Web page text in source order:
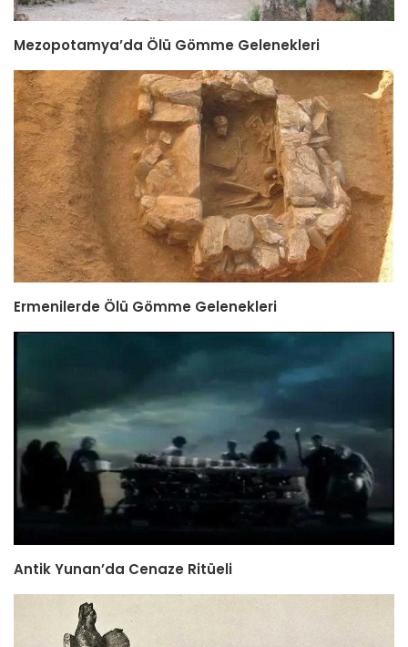
Mezopotamya’da Ölü Gömme Gelenekleri
Ermenilerde Ölü Gömme Gelenekleri
Antik Yunan’da Cenaze Ritüeli